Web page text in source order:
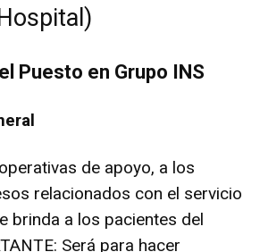
Puesto en Grupo INS
de apoyo, a los
relacionados con el servicio
brinda a los pacientes del
Será para hacer